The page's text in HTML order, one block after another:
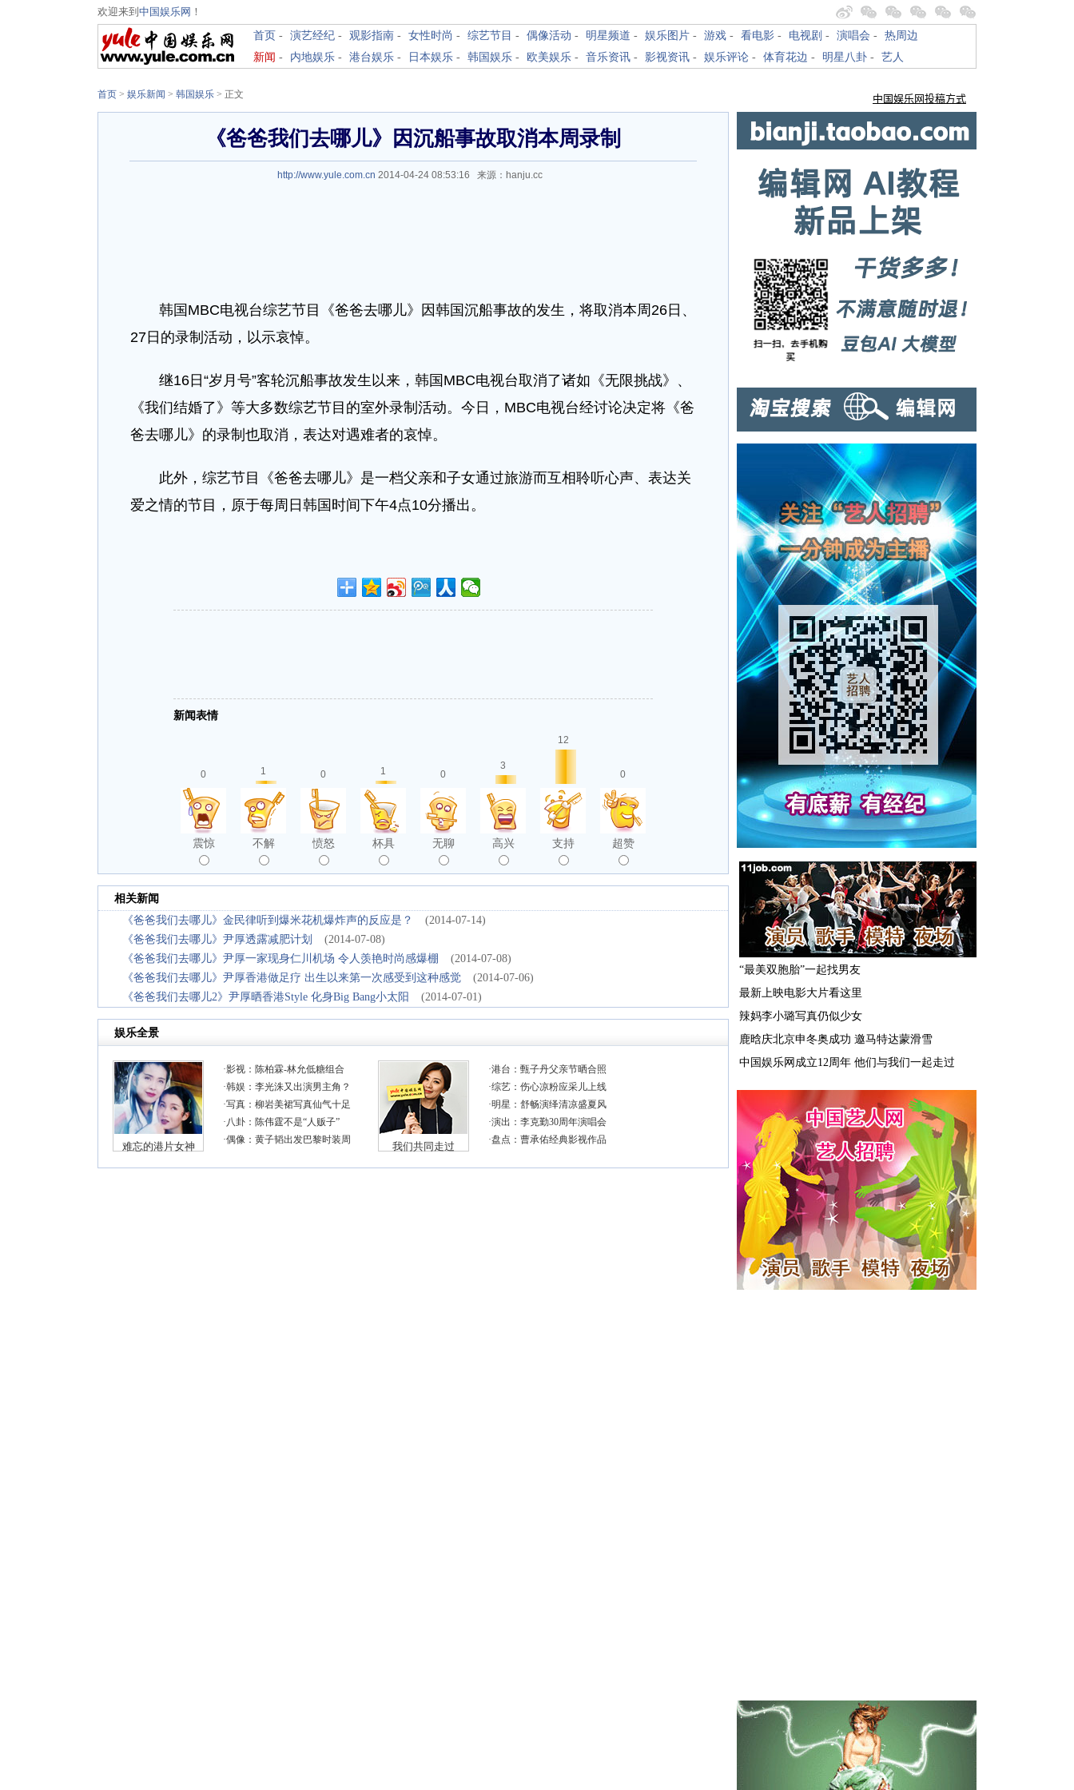
欢迎来到 中国娱乐网 ！
首页 - 演艺经纪 - 观影指南 - 女性时尚 - 综艺节目 - 偶像活动 - 明星频道 - 娱乐图片 - 游戏 - 看电影 - 电视剧 - 演唱会 - 热周边
新闻 - 内地娱乐 - 港台娱乐 - 日本娱乐 - 韩国娱乐 - 欧美娱乐 - 音乐资讯 - 影视资讯 - 娱乐评论 - 体育花边 - 明星八卦 - 艺人
首页 > 娱乐新闻 > 韩国娱乐 > 正文
《爸爸我们去哪儿》因沉船事故取消本周录制
http://www.yule.com.cn 2014-04-24 08:53:16 来源：hanju.cc
韩国MBC电视台综艺节目《爸爸去哪儿》因韩国沉船事故的发生，将取消本周26日、
27日的录制活动，以示哀悼。
继16日“岁月号”客轮沉船事故发生以来，韩国MBC电视台取消了诸如《无限挑战》、
《我们结婚了》等大多数综艺节目的室外录制活动。今日，MBC电视台经讨论决定将《爸
爸去哪儿》的录制也取消，表达对遇难者的哀悼。
此外，综艺节目《爸爸去哪儿》是一档父亲和子女通过旅游而互相聆听心声、表达关
爱之情的节目，原于每周日韩国时间下午4点10分播出。
新闻表情
0
震惊
1
不解
0
愤怒
1
杯具
0
无聊
3
高兴
12
支持
0
超赞
相关新闻
《爸爸我们去哪儿》金民律听到爆米花机爆炸声的反应是？
(2014-07-14)
《爸爸我们去哪儿》尹厚透露减肥计划
(2014-07-08)
《爸爸我们去哪儿》尹厚一家现身仁川机场 令人羡艳时尚感爆棚
(2014-07-08)
《爸爸我们去哪儿》尹厚香港做足疗 出生以来第一次感受到这种感觉
(2014-07-06)
《爸爸我们去哪儿2》尹厚晒香港Style 化身Big Bang小太阳
(2014-07-01)